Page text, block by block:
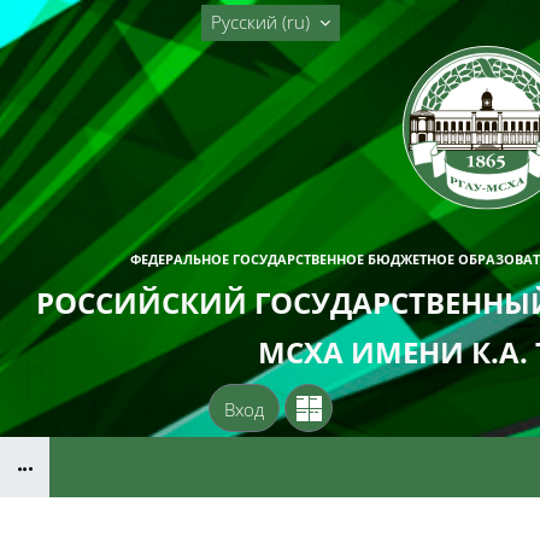
Перейти к основному содержанию
ФЕДЕРАЛЬНОЕ ГОСУДАРСТВЕННОЕ БЮДЖЕТНОЕ
РОССИЙСКИЙ
МСХА ИМЕНИ К.А.
Русский ‎(ru)‎
Вход